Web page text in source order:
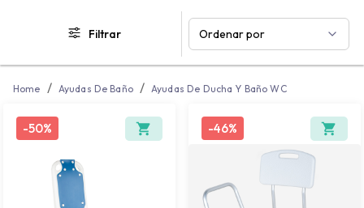
Filtrar Ordenar por
Home / Ayudas De Baño / Ayudas De Ducha Y Baño WC
-50% -46%